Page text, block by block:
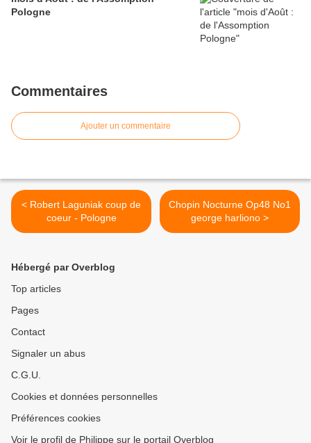
Pologne
Commentaires
Ajouter un commentaire
< Robert Laguniak coup de
coeur - Pologne
Chopin Nocturne Op48 No1
george harliono >
Hébergé par Overblog
Top articles
Pages
Contact
Signaler un abus
C.G.U.
Cookies et données personnelles
Préférences cookies
Voir le profil de Philippe sur le portail Overblog